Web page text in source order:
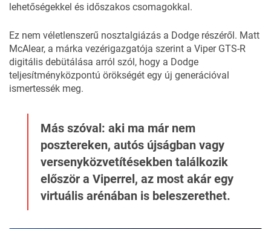
lehetőségekkel és időszakos csomagokkal.
Ez nem véletlenszerű nosztalgiázás a Dodge részéről. Matt
McAlear, a márka vezérigazgatója szerint a Viper GTS-R
digitális debütálása arról szól, hogy a Dodge
teljesítményközpontú örökségét egy új generációval
ismertessék meg.
Más szóval: aki ma már nem
posztereken, autós újságban vagy
versenyközvetítésekben találkozik
először a Viperrel, az most akár egy
virtuális arénában is beleszerethet.